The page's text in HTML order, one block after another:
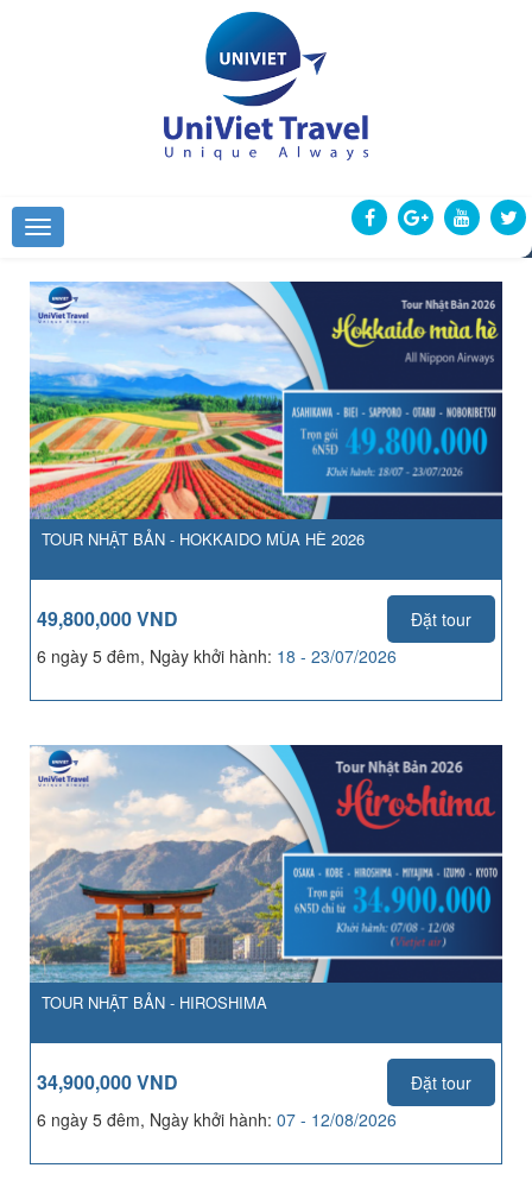
TOUR NHẬT BẢN - HOKKAIDO MÙA HÈ 2026
49,800,000 VND
Đặt tour
6 ngày 5 đêm, Ngày khởi hành: 18 - 23/07/2026
TOUR NHẬT BẢN - HIROSHIMA
34,900,000 VND
Đặt tour
6 ngày 5 đêm, Ngày khởi hành: 07 - 12/08/2026